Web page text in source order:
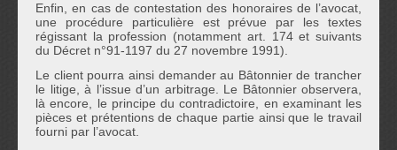
Enfin, en cas de contestation des honoraires de l’avocat,
une procédure particulière est prévue par les textes
régissant la profession (notamment art. 174 et suivants
du Décret n°91-1197 du 27 novembre 1991).
Le client pourra ainsi demander au Bâtonnier de trancher
le litige, à l’issue d’un arbitrage. Le Bâtonnier observera,
là encore, le principe du contradictoire, en examinant les
pièces et prétentions de chaque partie ainsi que le travail
fourni par l’avocat.